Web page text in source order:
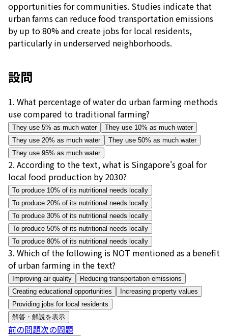
opportunities for communities. Studies indicate that
urban farms can reduce food transportation emissions
by up to 80% and create jobs for local residents,
particularly in underserved neighborhoods.
設問
1. What percentage of water do urban farming methods
use compared to traditional farming?
They use 5% as much water
They use 10% as much water
They use 20% as much water
They use 50% as much water
They use 95% as much water
2. According to the text, what is Singapore's goal for
local food production by 2030?
To produce 10% of its nutritional needs locally
To produce 20% of its nutritional needs locally
To produce 30% of its nutritional needs locally
To produce 50% of its nutritional needs locally
To produce 80% of its nutritional needs locally
3. Which of the following is NOT mentioned as a benefit
of urban farming in the text?
Improving air quality
Reducing transportation emissions
Creating educational opportunities
Increasing property values
Providing jobs for local residents
解答・解説を表示
前の問題次の問題